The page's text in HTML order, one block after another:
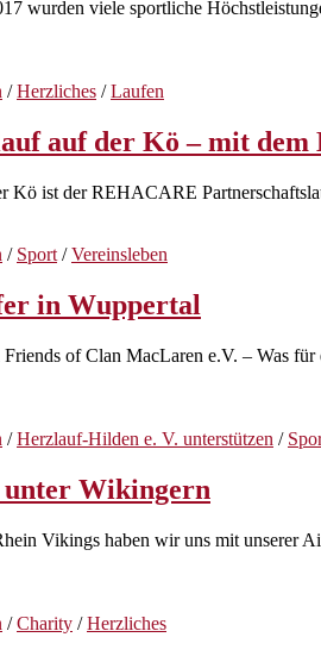
wurden viele sportliche
/Herzliches /Laufen
auf der Kö – mit dem
Kö ist der REHACARE
/ Sport /Vereinsleben
in Wuppertal
of Clan MacLaren e.V. – Was
/Herzlauf-Hilden e. V. unterstützen /
Wikingern
Vikings haben wir uns mit unserer
/Charity /Herzliches